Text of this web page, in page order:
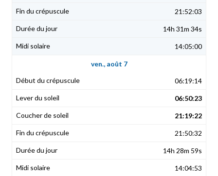
21:52:03
14h 31m 34s
14:05:00
ven., août 7
06:19:14
06:50:23
21:19:22
21:50:32
14h 28m 59s
14:04:53